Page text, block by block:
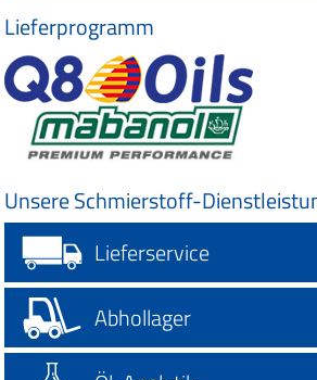
Lieferprogramm
Unsere Schmierstoff-
Lieferservice
Abhollager